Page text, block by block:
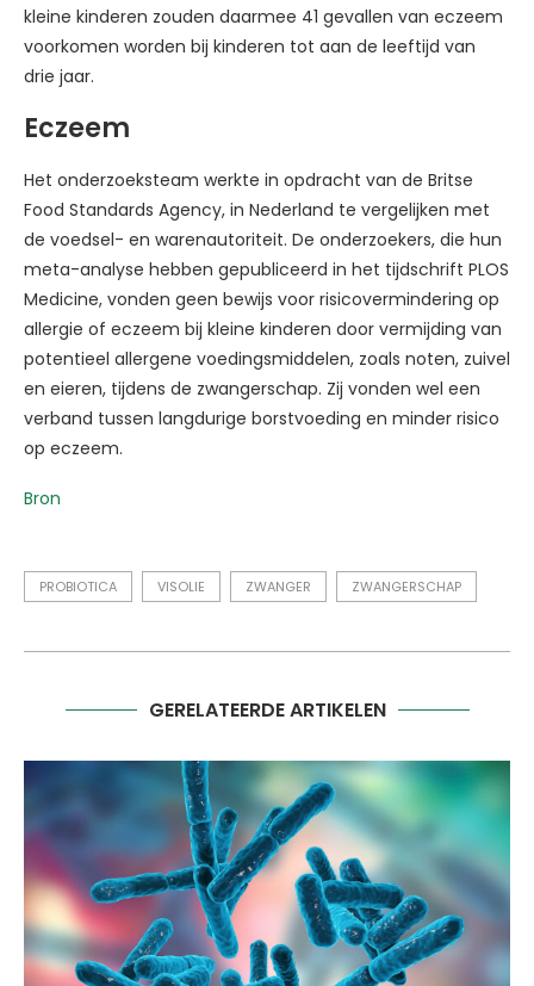
kleine kinderen zouden daarmee 41 gevallen van eczeem
voorkomen worden bij kinderen tot aan de leeftijd van
drie jaar.
Eczeem
Het onderzoeksteam werkte in opdracht van de Britse
Food Standards Agency, in Nederland te vergelijken met
de voedsel- en warenautoriteit. De onderzoekers, die hun
meta-analyse hebben gepubliceerd in het tijdschrift PLOS
Medicine, vonden geen bewijs voor risicovermindering op
allergie of eczeem bij kleine kinderen door vermijding van
potentieel allergene voedingsmiddelen, zoals noten, zuivel
en eieren, tijdens de zwangerschap. Zij vonden wel een
verband tussen langdurige borstvoeding en minder risico
op eczeem.
Bron
PROBIOTICA VISOLIE ZWANGER ZWANGERSCHAP
GERELATEERDE ARTIKELEN